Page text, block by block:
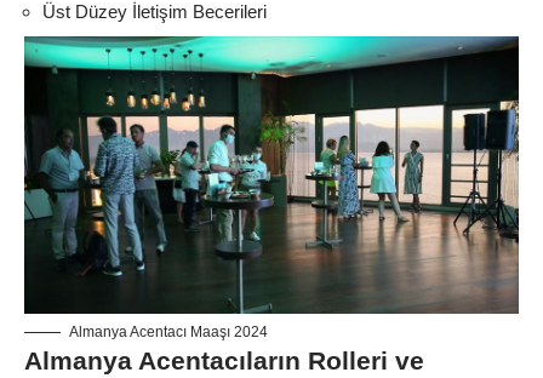
Üst Düzey İletişim Becerileri
Almanya Acentacı Maaşı 2024
Almanya Acentacıların Rolleri ve